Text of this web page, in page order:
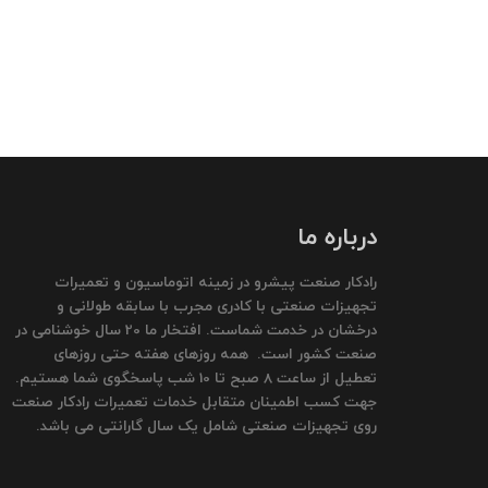
درباره ما
رادکار صنعت پیشرو در زمینه اتوماسیون و تعمیرات
تجهیزات صنعتی با کادری مجرب با سابقه طولانی و
درخشان در خدمت شماست. افتخار ما 20 سال خوشنامی در
صنعت کشور است. همه روزهای هفته حتی روزهای
تعطیل از ساعت 8 صبح تا 10 شب پاسخگوی شما هستیم.
جهت کسب اطمینان متقابل خدمات تعمیرات رادکار صنعت
روی تجهیزات صنعتی شامل یک سال گارانتی می باشد.